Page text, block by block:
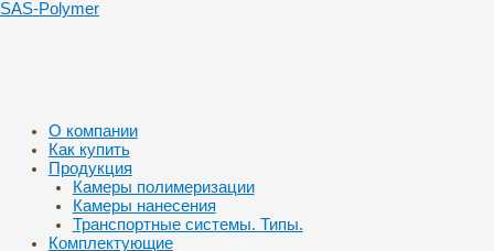
SAS-Polymer
Меню
О компании
Как купить
Продукция
Камеры полимеризации
Камеры нанесения
Транспортные системы. Типы.
Комплектующие